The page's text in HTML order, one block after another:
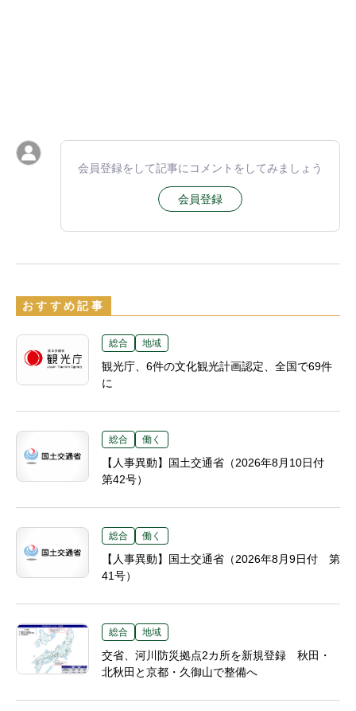
会員登録をして記事にコメントをしてみましょう
会員登録
おすすめ記事
総合 地域
観光庁、6件の文化観光計画認定、全国で69件
に
総合 働く
【人事異動】国土交通省（2026年8月10日付
第42号）
総合 働く
【人事異動】国土交通省（2026年8月9日付 第
41号）
総合 地域
交省、河川防災拠点2カ所を新規登録 秋田・
北秋田と京都・久御山で整備へ